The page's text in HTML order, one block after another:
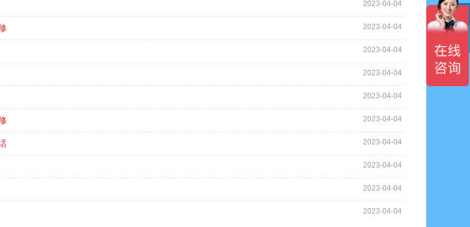
2023-04-04
2023-04-04
2023-04-04
2023-04-04
2023-04-04
2023-04-04
2023-04-04
2023-04-04
2023-04-04
2023-04-04